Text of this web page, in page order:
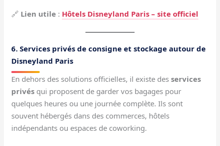
🔗 Lien utile : Hôtels Disneyland Paris – site officiel
6. Services privés de consigne et stockage autour de
Disneyland Paris
En dehors des solutions officielles, il existe desservices
privés qui proposent de garder vos bagages pour
quelques heures ou une journée complète. Ils sont
souvent hébergés dans des commerces, hôtels
indépendants ou espaces de coworking.